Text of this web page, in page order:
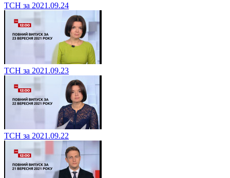
ТСН за 2021.09.24
ТСН за 2021.09.23
ТСН за 2021.09.22